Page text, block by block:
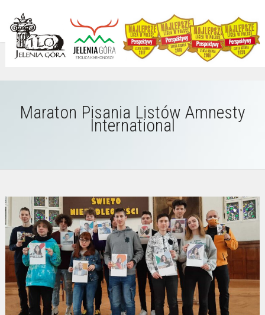
Maraton Pisania Listów Amnesty
International